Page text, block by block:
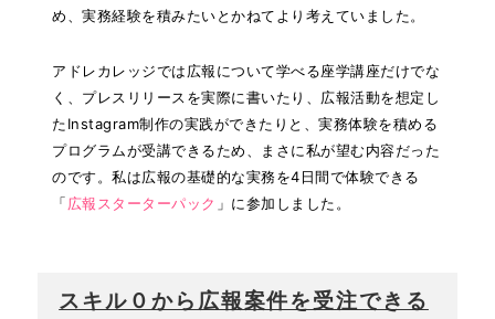
め、実務経験を積みたいとかねてより考えていました。
アドレカレッジでは広報について学べる座学講座だけでな
く、プレスリリースを実際に書いたり、広報活動を想定し
たInstagram制作の実践ができたりと、実務体験を積める
プログラムが受講できるため、まさに私が望む内容だった
のです。私は広報の基礎的な実務を4日間で体験できる
「広報スターターパック 」に参加しました。
スキル０から広報案件を受注できる